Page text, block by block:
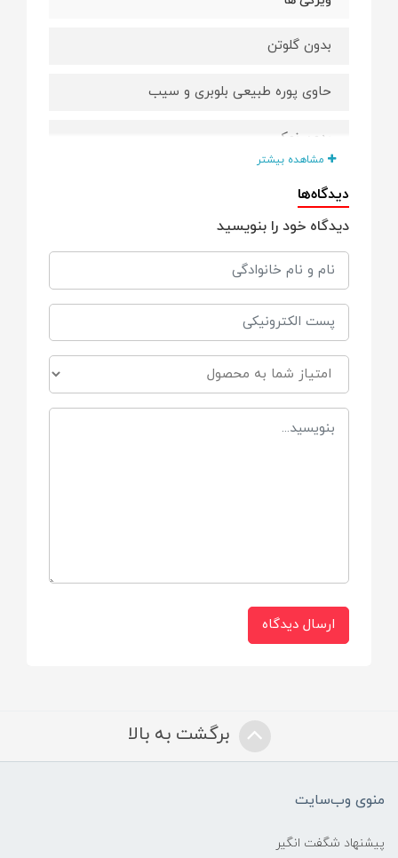
بدون گلوتن
حاوی پوره طبیعی بلوبری و سیب
بدون نمک
بدون شکر
کاملا ارگانیک
حاوی ویتامین ب1
مناسب برای
کودکان +8 ماه
ترکیبات محصول شامل
مشاهده بیشتر
دیدگاه‌ها
دیدگاه خود را بنویسید
ارسال دیدگاه
برگشت به بالا
منوی وب‌سایت
پیشنهاد شگفت انگیر